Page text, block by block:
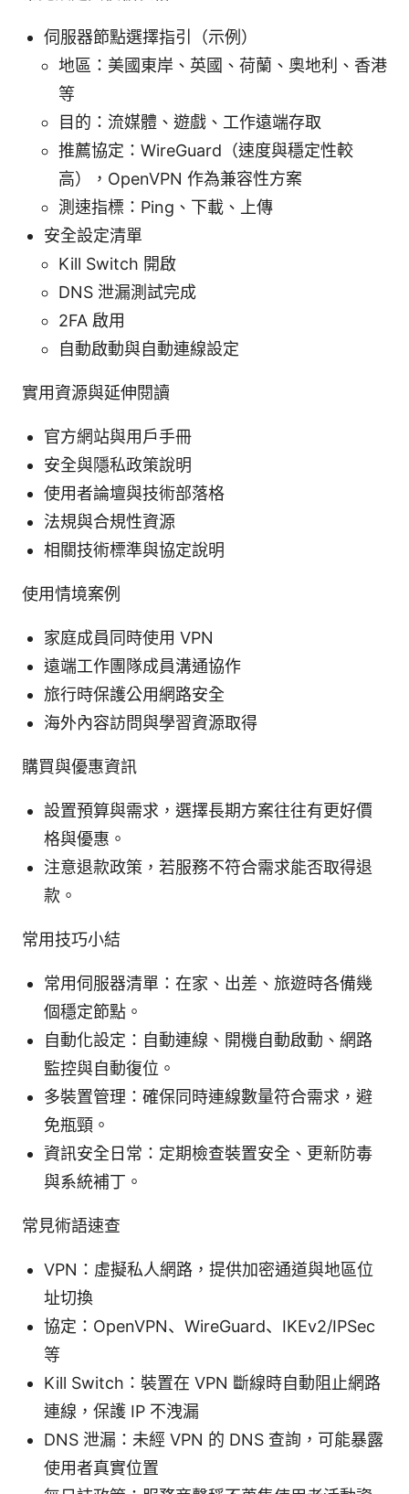
伺服器節點選擇指引（示例）
地區：美國東岸、英國、荷蘭、奧地利、香港
等
目的：流媒體、遊戲、工作遠端存取
推薦協定：WireGuard（速度與穩定性較
高），OpenVPN 作為兼容性方案
測速指標：Ping、下載、上傳
安全設定清單
Kill Switch 開啟
DNS 泄漏測試完成
2FA 啟用
自動啟動與自動連線設定
實用資源與延伸閱讀
官方網站與用戶手冊
安全與隱私政策說明
使用者論壇與技術部落格
法規與合規性資源
相關技術標準與協定說明
使用情境案例
家庭成員同時使用 VPN
遠端工作團隊成員溝通協作
旅行時保護公用網路安全
海外內容訪問與學習資源取得
購買與優惠資訊
設置預算與需求，選擇長期方案往往有更好價
格與優惠。
注意退款政策，若服務不符合需求能否取得退
款。
常用技巧小結
常用伺服器清單：在家、出差、旅遊時各備幾
個穩定節點。
自動化設定：自動連線、開機自動啟動、網路
監控與自動復位。
多裝置管理：確保同時連線數量符合需求，避
免瓶頸。
資訊安全日常：定期檢查裝置安全、更新防毒
與系統補丁。
常見術語速查
VPN：虛擬私人網路，提供加密通道與地區位
址切換
協定：OpenVPN、WireGuard、IKEv2/IPSec
等
Kill Switch：裝置在 VPN 斷線時自動阻止網路
連線，保護 IP 不洩漏
DNS 泄漏：未經 VPN 的 DNS 查詢，可能暴露
使用者真實位置